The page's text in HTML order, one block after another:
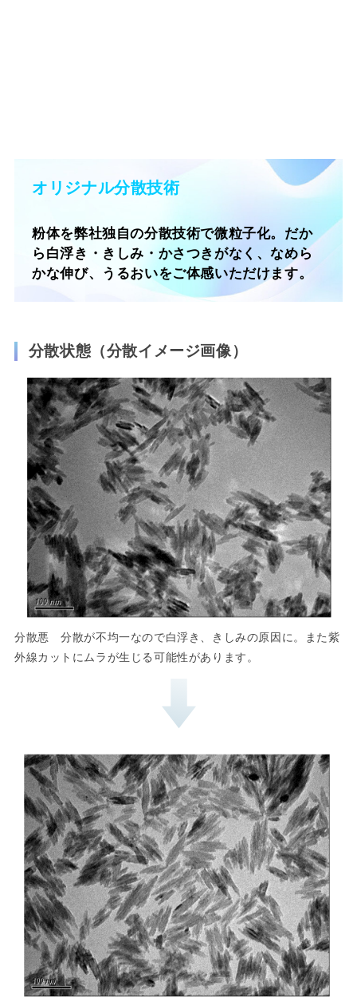
オリジナル分散技術
粉体を弊社独自の分散技術で微粒子化。だか
ら白浮き・きしみ・かさつきがなく、なめら
かな伸び、うるおいをご体感いただけます。
分散状態（分散イメージ画像）
分散悪 分散が不均一なので白浮き、きしみの原因に。また紫
外線カットにムラが生じる可能性があります。